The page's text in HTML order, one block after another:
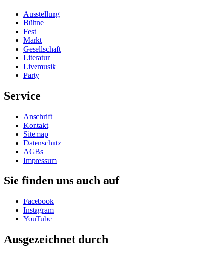
Ausstellung
Bühne
Fest
Markt
Gesellschaft
Literatur
Livemusik
Party
Service
Anschrift
Kontakt
Sitemap
Datenschutz
AGBs
Impressum
Sie finden uns auch auf
Facebook
Instagram
YouTube
Ausgezeichnet durch